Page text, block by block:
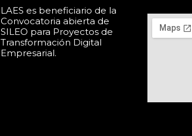
LAES es beneficiario de la
Convocatoria abierta de
SILEO para Proyectos de
Transformación Digital
Empresarial.